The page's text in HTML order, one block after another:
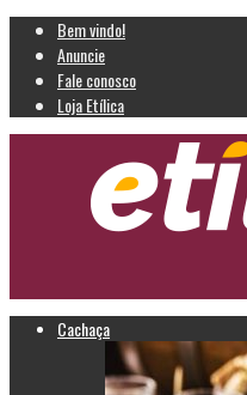
Bem vindo!
Anuncie
Fale conosco
Loja Etílica
Cachaça